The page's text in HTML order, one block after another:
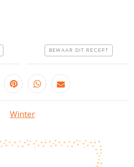
Erg makkelijk
BEWAAR DIT RECEPT
Winter